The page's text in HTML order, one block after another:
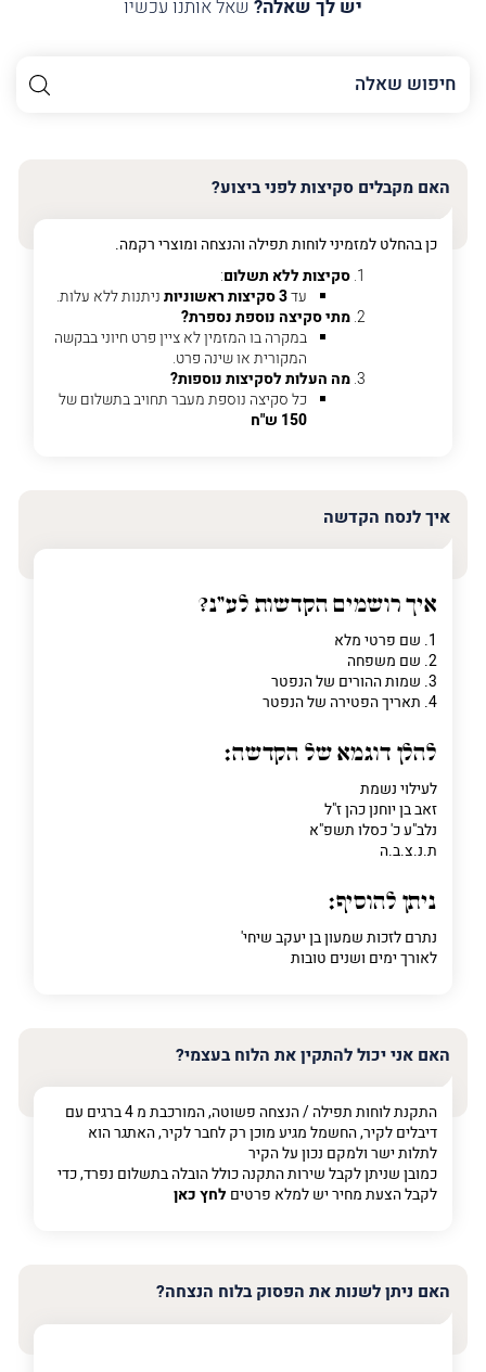
יש לך שאלה? שאל אותנו עכשיו
השם
שלך
טלפון (חובה)
האם מקבלים סקיצות לפני ביצוע?
כן בהחלט למזמיני לוחות תפילה והנצחה ומוצרי רקמה.
סקיצות ללא תשלום:
עד3 סקיצות ראשוניות
ניתנות ללא עלות.
מתי סקיצה נוספת נספרת?
במקרה בו המזמין לא ציין פרט חיוני בבקשה
המקורית או שינה פרט.
מה העלות לסקיצות נוספות?
כל סקיצה נוספת מעבר תחויב בתשלום של
150 ש"ח
איך לנסח הקדשה
איך רושמים הקדשות לע"נ?
1. שם פרטי מלא
2. שם משפחה
3. שמות ההורים של הנפטר
4. תאריך הפטירה של הנפטר
להלן דוגמא של הקדשה:
לעילוי נשמת
זאב בן יוחנן כהן ז"ל
נלב"ע כ' כסלו תשפ"א
ת.נ.צ.ב.ה
ניתן להוסיף:
נתרם לזכות שמעון בן יעקב שיחי'
לאורך ימים ושנים טובות
האם אני יכול להתקין את הלוח בעצמי?
התקנת לוחות תפילה / הנצחה פשוטה, המורכבת מ 4 ברגים עם
דיבלים לקיר, החשמל מגיע מוכן רק לחבר לקיר, האתגר הוא
לתלות ישר ולמקם נכון על הקיר
כמובן שניתן לקבל שירות התקנה כולל הובלה בתשלום נפרד, כדי
לקבל הצעת מחיר יש למלא פרטים לחץ כאן
האם ניתן לשנות את הפסוק בלוח הנצחה?